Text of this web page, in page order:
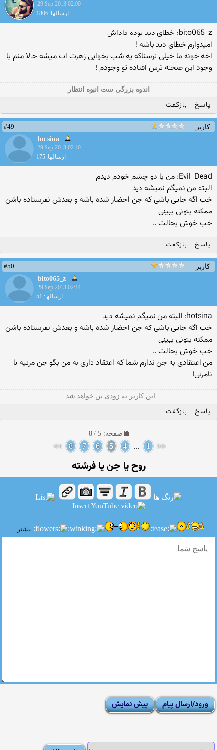
29 Sep 2013 02:00
ارسالها: 1806
bito065_z: خطای دید بوده داداش
امیدوارم خطای دید باشه !
اخه خونه ما خیلی ترسناکه یه شب بخوابی زهرت اب میشه حالا منم با
وجود این صحنه ترس افتاده تو وجودم !
اندوه بزرگی ست انبوه انتظار
پاسخ بازگفت
کاربر
#49
hotsina
29 Sep 2013 02:10
ارسالها: 175
Evil_Dead: من با دو چشم خودم دیدم
البته من نمیگم نمیشه دید
خب اگه جایی باشی که جن احضار شده باشه و بعدش نفرستاده باشن
ممکنه بتونی ببینی
خب خوش بحالت ..
پاسخ بازگفت
کاربر
#50
bito065_z
29 Sep 2013 02:14
ارسالها: 51
hotsina: البته من نمیگم نمیشه دید
خب اگه جایی باشی که جن احضار شده باشه و بعدش نفرستاده باشن
ممکنه بتونی ببینی
خب خوش بحالت ..
من اعتقادی به جن ندارم شما که اعتقاد داری به من بگو جن مرئیه یا
نامرئی!
این کاربر به زودی بن خواهد شد .
پاسخ بازگفت
صفحه: 5 / 8
<<
1
...
4
5
6
7
8
>>
روح یا جن یا فرشته
بیشتر...